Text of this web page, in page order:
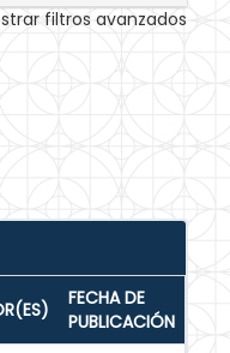
filtros avanzados
FECHA DE
PUBLICACIÓN